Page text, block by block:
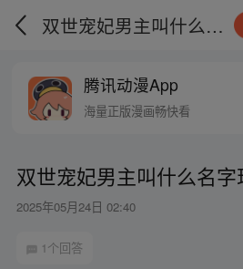
双世宠妃男主叫什么名字现实中
腾讯动漫App
海量正版漫画畅快看
双世宠妃男主叫什么名字
2025年05月24日 02:40
1个回答